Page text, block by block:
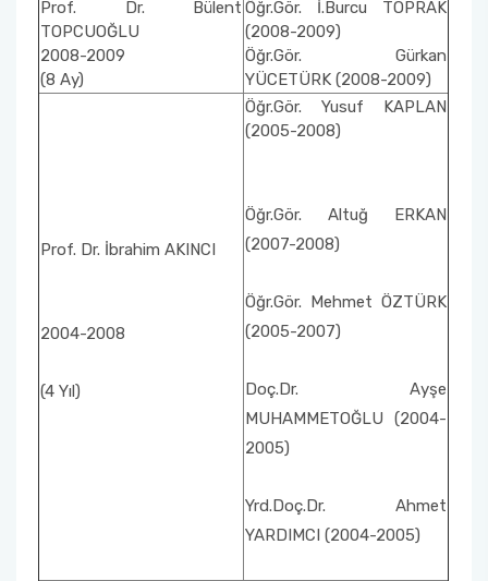
Prof. Dr. Bülent
TOPCUOĞLU
2008-2009
(8 Ay)
Öğr.Gör. İ.Burcu TOPRAK
(2008-2009)
Öğr.Gör. Gürkan
YÜCETÜRK (2008-2009)
Prof. Dr. İbrahim AKINCI
2004-2008
(4 Yıl)
Öğr.Gör. Yusuf KAPLAN
(2005-2008)
Öğr.Gör. Altuğ ERKAN
(2007-2008)
Öğr.Gör. Mehmet ÖZTÜRK
(2005-2007)
Doç.Dr. Ayşe
MUHAMMETOĞLU (2004-
2005)
Yrd.Doç.Dr. Ahmet
YARDIMCI (2004-2005)